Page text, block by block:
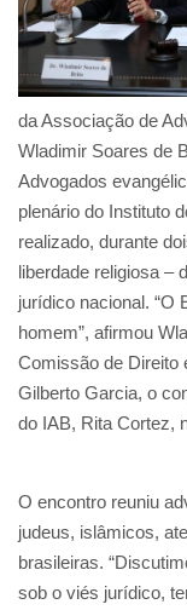
da Associação de
Wladimir Soares de
Advogados
plenário do Instituto
realizado, durante
liberdade religiosa –
jurídico nacional. “O
homem”, afirmou
Comissão de Direito
Gilberto Garcia, o
do IAB, Rita Cortez,
O encontro reuniu
judeus, islâmicos,
brasileiras.
sob o viés jurídico,